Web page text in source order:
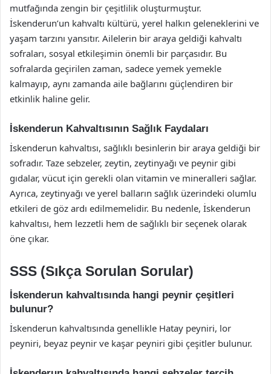
mutfağında zengin bir çeşitlilik oluşturmuştur.
İskenderun’un kahvaltı kültürü, yerel halkın geleneklerini ve
yaşam tarzını yansıtır. Ailelerin bir araya geldiği kahvaltı
sofraları, sosyal etkileşimin önemli bir parçasıdır. Bu
sofralarda geçirilen zaman, sadece yemek yemekle
kalmayıp, aynı zamanda aile bağlarını güçlendiren bir
etkinlik haline gelir.
İskenderun Kahvaltısının Sağlık Faydaları
İskenderun kahvaltısı, sağlıklı besinlerin bir araya geldiği bir
sofradır. Taze sebzeler, zeytin, zeytinyağı ve peynir gibi
gıdalar, vücut için gerekli olan vitamin ve mineralleri sağlar.
Ayrıca, zeytinyağı ve yerel balların sağlık üzerindeki olumlu
etkileri de göz ardı edilmemelidir. Bu nedenle, İskenderun
kahvaltısı, hem lezzetli hem de sağlıklı bir seçenek olarak
öne çıkar.
SSS (Sıkça Sorulan Sorular)
İskenderun kahvaltısında hangi peynir çeşitleri
bulunur?
İskenderun kahvaltısında genellikle Hatay peyniri, lor
peyniri, beyaz peynir ve kaşar peyniri gibi çeşitler bulunur.